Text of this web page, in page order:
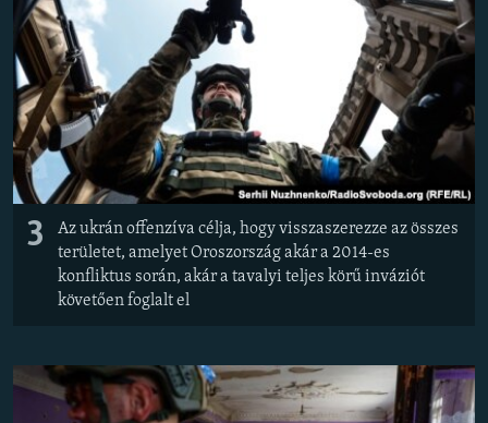
3
Az ukrán offenzíva célja, hogy visszaszerezze az összes
területet, amelyet Oroszország akár a 2014-es
konfliktus során, akár a tavalyi teljes körű inváziót
követően foglalt el